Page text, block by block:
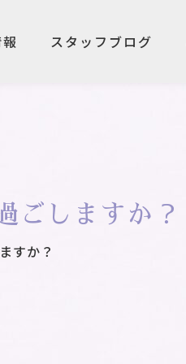
スタッフブログ
スタッフブログ
ごしますか？
すか？